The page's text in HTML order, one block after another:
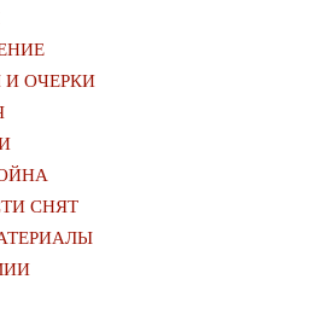
ОЧЕРКИ
СНЯТ